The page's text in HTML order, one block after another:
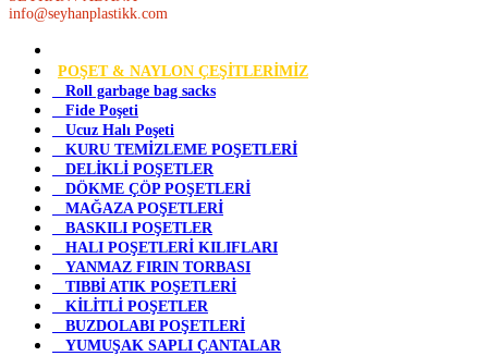
info@seyhanplastikk.com
POŞET & NAYLON ÇEŞİTLERİMİZ
Roll garbage bag sacks
Fide Poşeti
Ucuz Halı Poşeti
KURU TEMİZLEME POŞETLERİ
DELİKLİ POŞETLER
DÖKME ÇÖP POŞETLERİ
MAĞAZA POŞETLERİ
BASKILI POŞETLER
HALI POŞETLERİ KILIFLARI
YANMAZ FIRIN TORBASI
TIBBİ ATIK POŞETLERİ
KİLİTLİ POŞETLER
BUZDOLABI POŞETLERİ
YUMUŞAK SAPLI ÇANTALAR